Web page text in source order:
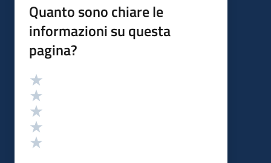
Quanto sono chiare le
informazioni su questa
pagina?
Valutazione